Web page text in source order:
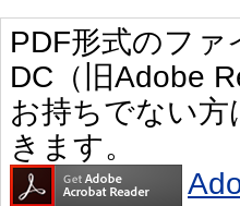
PDF形式のフ
DC（旧Adobe
お持ちでない
きます。